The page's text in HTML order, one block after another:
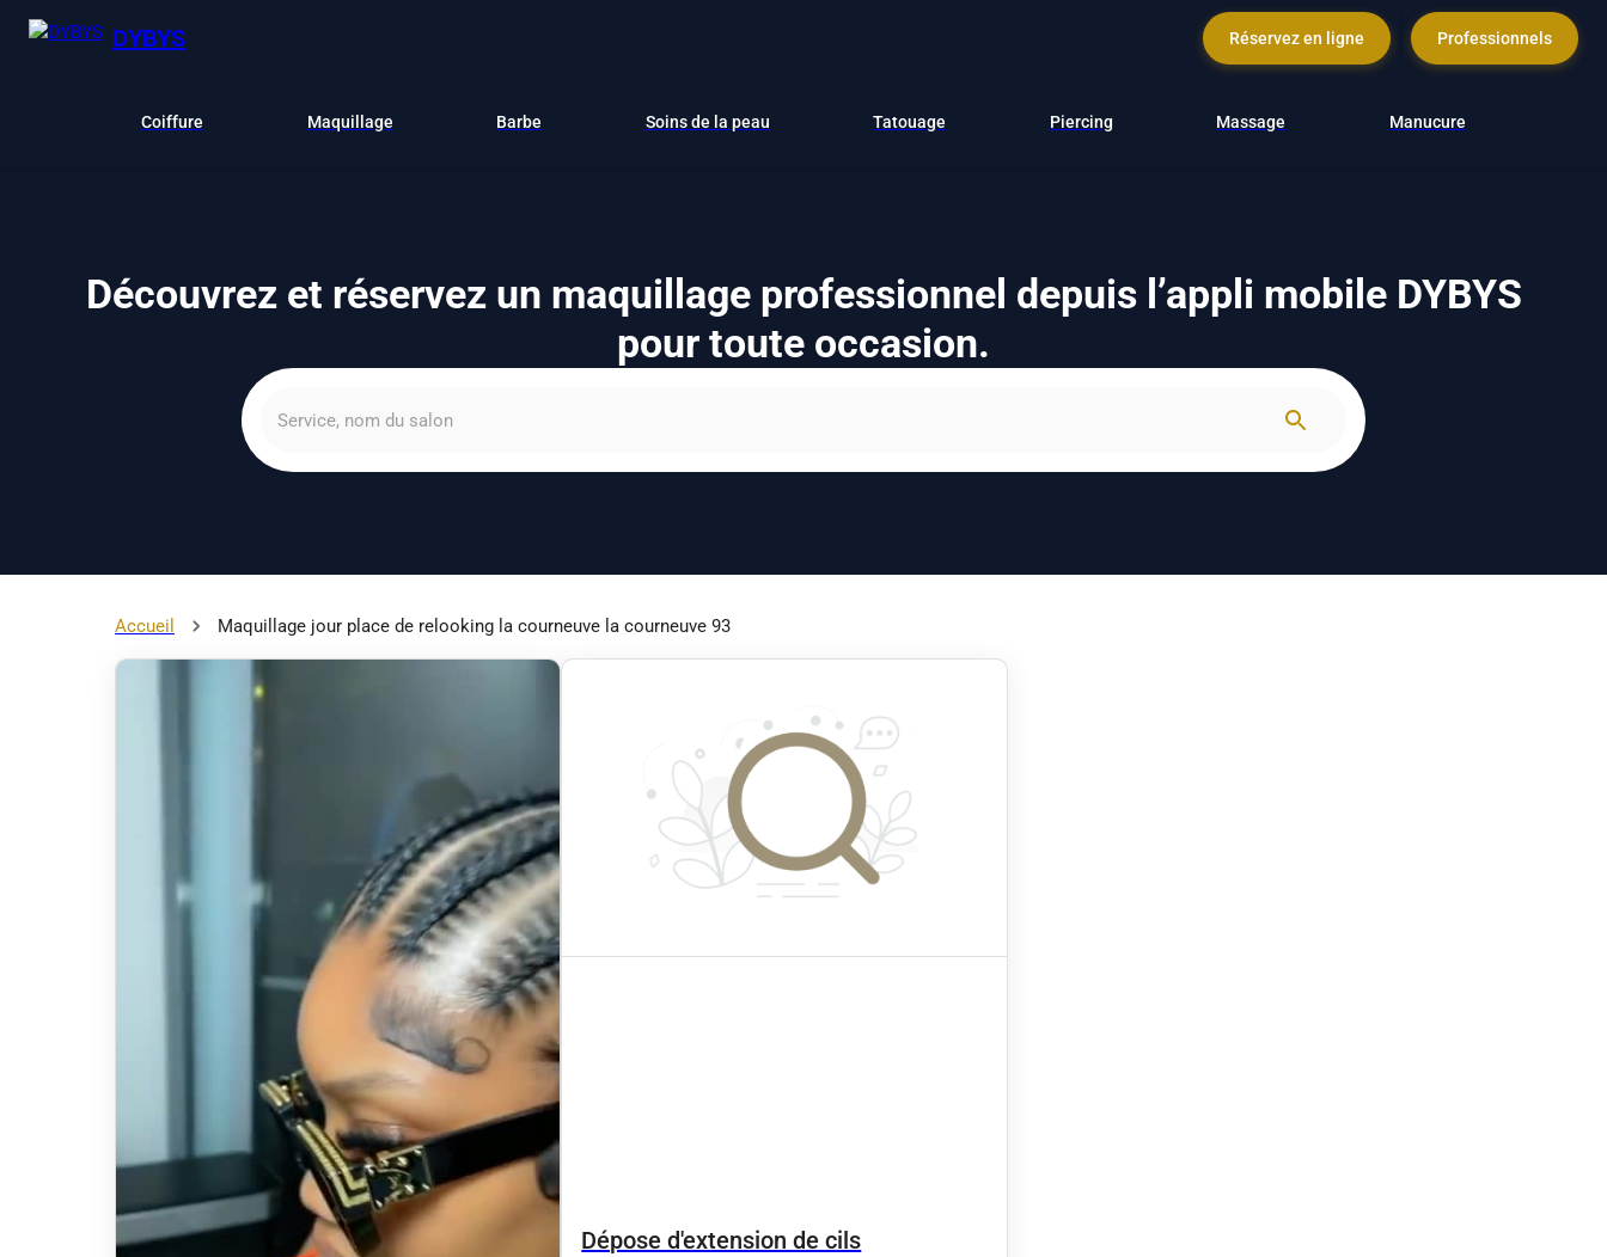
DYBYS Réservez en ligne Professionnels
Coiffure Maquillage Barbe Soins de la peau Tatouage Piercing Massage Manucure
Découvrez et réservez un maquillage professionnel depuis l’appli mobile DYBYS
pour toute occasion.
Accueil Maquillage jour place de relooking la courneuve la courneuve 93
Dépose d'extension de cils